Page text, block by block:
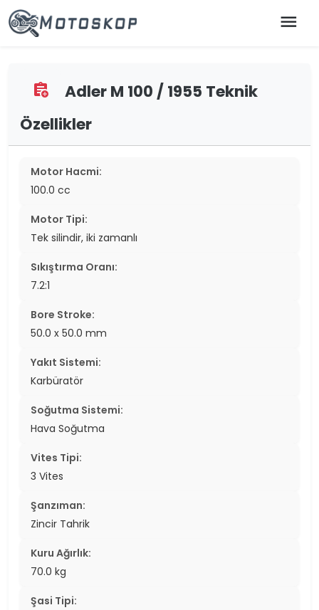
menu
assignment_add
Adler M 100 / 1955 Teknik
Özellikler
Motor Hacmi:
100.0 cc
Motor Tipi:
Tek silindir, iki zamanlı
Sıkıştırma Oranı:
7.2:1
Bore Stroke:
50.0 x 50.0 mm
Yakıt Sistemi:
Karbüratör
Soğutma Sistemi:
Hava Soğutma
Vites Tipi:
3 Vites
Şanzıman:
Zincir Tahrik
Kuru Ağırlık:
70.0 kg
Şasi Tipi: